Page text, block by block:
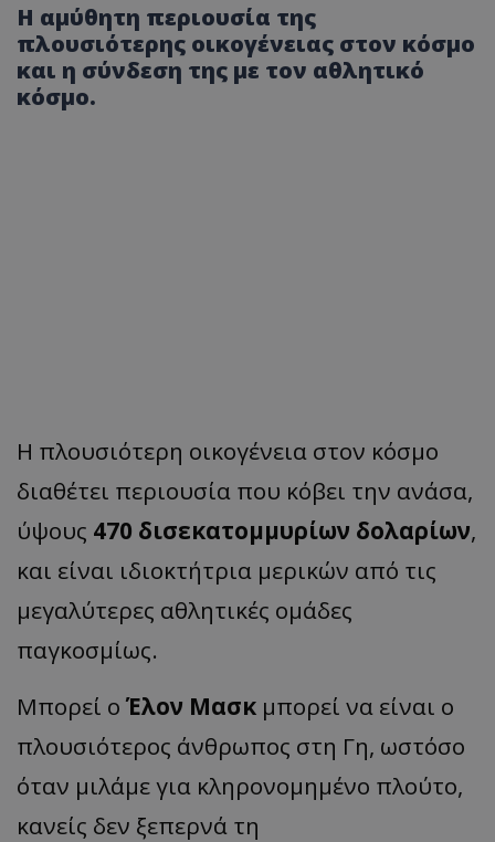
Η αμύθητη περιουσία της
πλουσιότερης οικογένειας στον κόσμο
και η σύνδεση της με τον αθλητικό
κόσμο.
Η πλουσιότερη οικογένεια στον κόσμο
διαθέτει περιουσία που κόβει την ανάσα,
ύψους 470 δισεκατομμυρίων δολαρίων,
και είναι ιδιοκτήτρια μερικών από τις
μεγαλύτερες αθλητικές ομάδες
παγκοσμίως.
Μπορεί ο Έλον Μασκ μπορεί να είναι ο
πλουσιότερος άνθρωπος στη Γη, ωστόσο
όταν μιλάμε για κληρονομημένο πλούτο,
κανείς δεν ξεπερνά τη